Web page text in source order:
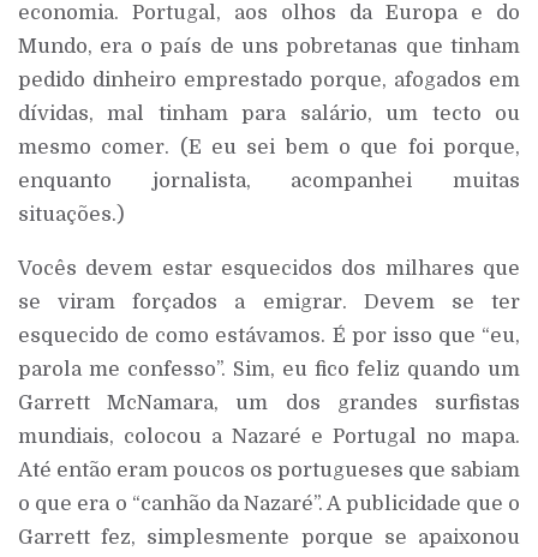
economia. Portugal, aos olhos da Europa e do
Mundo, era o país de uns pobretanas que tinham
pedido dinheiro emprestado porque, afogados em
dívidas, mal tinham para salário, um tecto ou
mesmo comer. (E eu sei bem o que foi porque,
enquanto jornalista, acompanhei muitas
situações.)
Vocês devem estar esquecidos dos milhares que
se viram forçados a emigrar. Devem se ter
esquecido de como estávamos. É por isso que “eu,
parola me confesso”. Sim, eu fico feliz quando um
Garrett McNamara, um dos grandes surfistas
mundiais, colocou a Nazaré e Portugal no mapa.
Até então eram poucos os portugueses que sabiam
o que era o “canhão da Nazaré”. A publicidade que o
Garrett fez, simplesmente porque se apaixonou